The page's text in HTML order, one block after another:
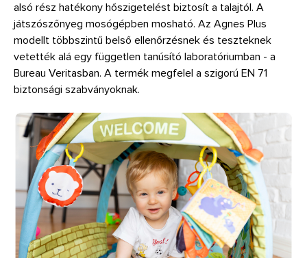
alsó rész hatékony hőszigetelést biztosít a talajtól. A
játszószőnyeg mosógépben mosható. Az Agnes Plus
modellt többszintű belső ellenőrzésnek és teszteknek
vetették alá egy független tanúsító laboratóriumban - a
Bureau Veritasban. A termék megfelel a szigorú EN 71
biztonsági szabványoknak.